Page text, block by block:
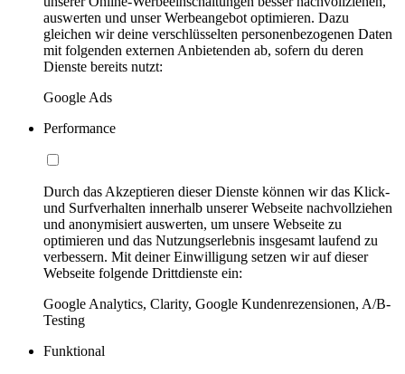
auswerten und unser Werbeangebot optimieren. Dazu
gleichen wir deine verschlüsselten personenbezogenen Daten
mit folgenden externen Anbietenden ab, sofern du deren
Dienste bereits nutzt:
Google Ads
Performance
Durch das Akzeptieren dieser Dienste können wir das Klick-
und Surfverhalten innerhalb unserer Webseite nachvollziehen
und anonymisiert auswerten, um unsere Webseite zu
optimieren und das Nutzungserlebnis insgesamt laufend zu
verbessern. Mit deiner Einwilligung setzen wir auf dieser
Webseite folgende Drittdienste ein:
Google Analytics, Clarity, Google Kundenrezensionen, A/B-
Testing
Funktional